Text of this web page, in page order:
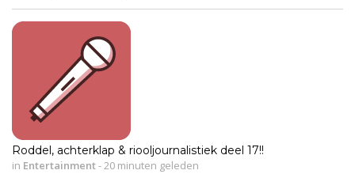
Roddel, achterklap & riooljournalistiek deel 17!!
in Entertainment- 20 minuten geleden